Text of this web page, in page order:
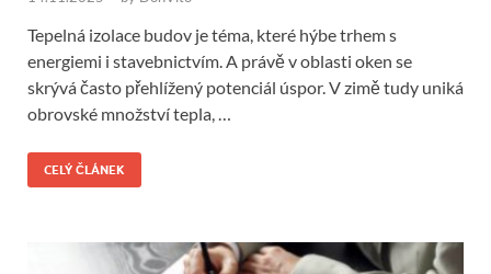
Tepelná izolace budov je téma, které hýbe trhem s
energiemi i stavebnictvím. A právě v oblasti oken se
skrývá často přehlížený potenciál úspor. V zimě tudy uniká
obrovské množství tepla, …
CELÝ ČLÁNEK